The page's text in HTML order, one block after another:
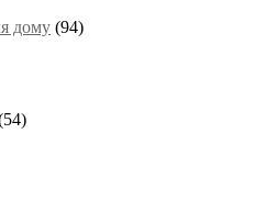
дому (94)